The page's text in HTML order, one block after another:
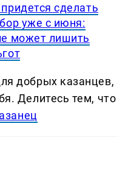
сделать
уже с июня:
может лишить
добрых казанцев,
Делитеcь тем, что